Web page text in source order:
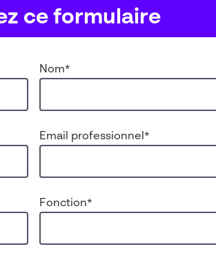
ce formulaire
Nom*
Email professionnel*
Fonction*